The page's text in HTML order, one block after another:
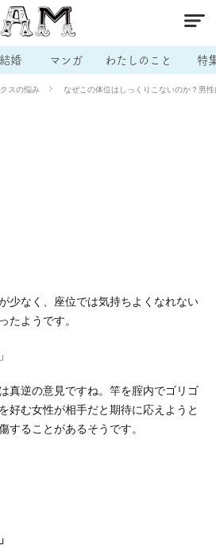
結婚 マンガ わたしのこと 特
スの悩み なぜこの体位はしっくりこないのか？男
少なく、座位では気持ちよくなれない
たようです。
真逆の意見ですね。竿を腟内でゴリゴ
好む女性が相手だと期待に応えようと
することがあるそうです。
# 男の本音 # セフレ
法 # マッチングアプリ
の相性 # イケない